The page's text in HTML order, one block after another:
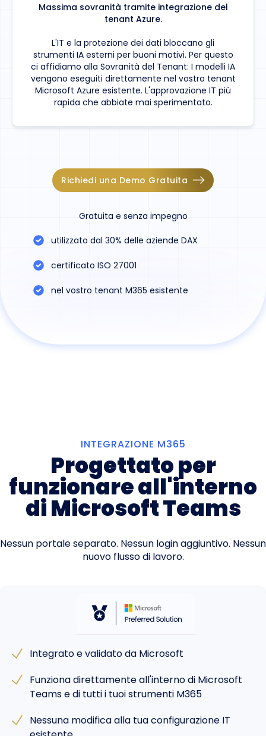
Massima sovranità tramite integrazione del
tenant Azure.
L'IT e la protezione dei dati bloccano gli
strumenti IA esterni per buoni motivi. Per questo
ci affidiamo alla Sovranità del Tenant: I modelli IA
vengono eseguiti direttamente nel vostro tenant
Microsoft Azure esistente. L'approvazione IT più
rapida che abbiate mai sperimentato.
Richiedi una Demo Gratuita
Gratuita e senza impegno
utilizzato dal 30% delle aziende DAX
certificato ISO 27001
nel vostro tenant M365 esistente
INTEGRAZIONE M365
Progettato per
funzionare all'interno
di Microsoft Teams
Nessun portale separato. Nessun login aggiuntivo. Nessun
nuovo flusso di lavoro.
Integrato e validato da Microsoft
Funziona direttamente all'interno di Microsoft
Teams e di tutti i tuoi strumenti M365
Nessuna modifica alla tua configurazione IT